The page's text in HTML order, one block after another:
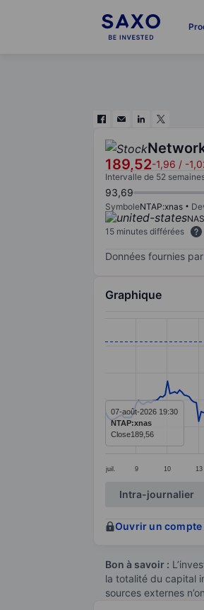
189,52-1,96 / -
Intervalle de 52
93,69
SymboleNTAP:xnas
15 minutes différées
Données fournies par
Graphique
The chart has 1
juil. 9 10 13
07-août-2026 19:30
NTAP:xnas
Close189,56
End of interactive
Intra-journalier
Ouvrir un compte
Bon à savoir :
la totalité du capital
sources externes